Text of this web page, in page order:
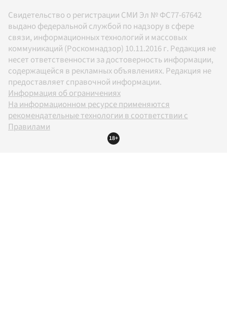
Свидетельство о регистрации СМИ Эл № ФС77-67642
выдано федеральной службой по надзору в сфере
связи, информационных технологий и массовых
коммуникаций (Роскомнадзор) 10.11.2016 г. Редакция не
несет ответственности за достоверность информации,
содержащейся в рекламных объявлениях. Редакция не
предоставляет справочной информации.
Информация об ограничениях
На информационном ресурсе применяются
рекомендательные технологии в соответствии с
Правилами
18+